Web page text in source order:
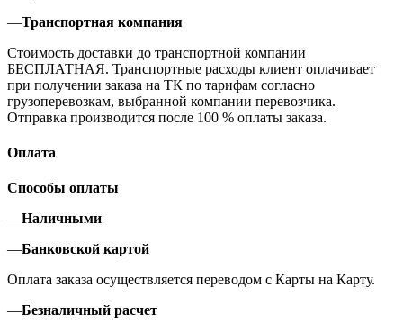
—Транспортная компания
Стоимость доставки до транспортной компании
БЕСПЛАТНАЯ. Транспортные расходы клиент оплачивает
при получении заказа на ТК по тарифам согласно
грузоперевозкам, выбранной компании перевозчика.
Отправка производится после 100 % оплаты заказа.
Оплата
Способы оплаты
—Наличными
—Банковской картой
Оплата заказа осуществляется переводом с Карты на Карту.
—Безналичный расчет